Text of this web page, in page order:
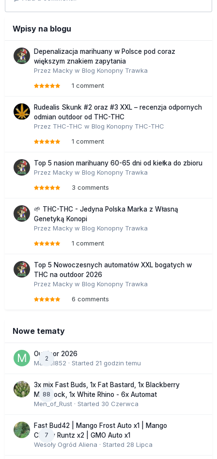
Wpisy na blogu
Depenalizacja marihuany w Polsce pod coraz
większym znakiem zapytania
Przez Macky w Blog Konopny Trawka
1 comment
Rudealis Skunk #2 oraz #3 XXL – recenzja odpornych
odmian outdoor od THC-THC
Przez THC-THC w Blog Konopny THC-THC
1 comment
Top 5 nasion marihuany 60-65 dni od kiełka do zbioru
Przez Macky w Blog Konopny Trawka
3 comments
🌱 THC-THC - Jedyna Polska Marka z Własną
Genetyką Konopi
Przez Macky w Blog Konopny Trawka
1 comment
Top 5 Nowoczesnych automatów XXL bogatych w
THC na outdoor 2026
Przez Macky w Blog Konopny Trawka
6 comments
Nowe tematy
2
Outdoor 2026
Marcel852 · Started 21 godzin temu
88
3x mix Fast Buds, 1x Fat Bastard, 1x Blackberry
Moonrock, 1x White Rhino - 6x Automat
Men_of_Rust · Started 30 Czerwca
7
Fast Bud42 | Mango Frost Auto x1 | Mango
Cherry Runtz x2 | GMO Auto x1
Wesoły Ogród Aliena · Started 28 Lipca